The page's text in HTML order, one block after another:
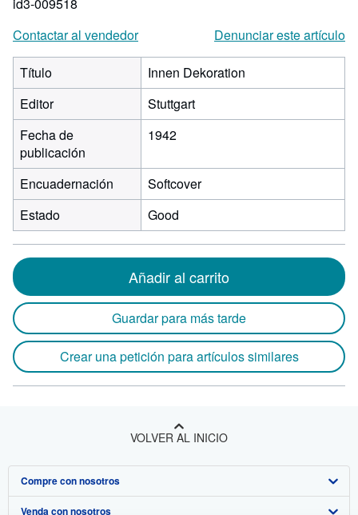
Contactar al vendedor
Denunciar este artículo
Título
Innen Dekoration
Editor
Stuttgart
Fecha de
publicación
1942
Encuadernación
Softcover
Estado
Good
Añadir al carrito
Guardar para más tarde
Crear una petición para artículos similares
VOLVER AL INICIO
Compre con nosotros
Búsqueda avanzada
Venda con nosotros